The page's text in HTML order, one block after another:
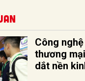
Công
thương
dắt nền